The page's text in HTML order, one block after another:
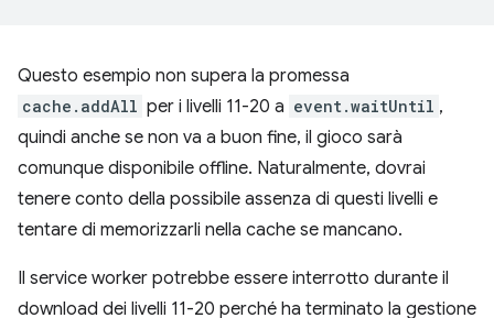
Questo esempio non supera la promessa
cache.addAll per i livelli 11-20 a event.waitUntil ,
quindi anche se non va a buon fine, il gioco sarà
comunque disponibile offline. Naturalmente, dovrai
tenere conto della possibile assenza di questi livelli e
tentare di memorizzarli nella cache se mancano.
Il service worker potrebbe essere interrotto durante il
download dei livelli 11-20 perché ha terminato la gestione